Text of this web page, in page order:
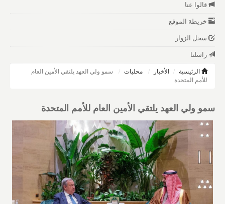
قالوا عنا
خريطة الموقع
سجل الزوار
راسلنا
الرئيسية الأخبار محليات
سمو ولي العهد يلتقي الأمين العام
للأمم المتحدة
سمو ولي العهد يلتقي الأمين العام للأمم المتحدة